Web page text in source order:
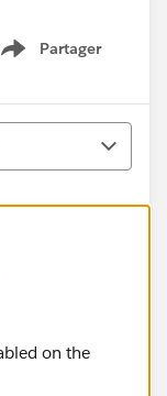
Partager
Show menu
on the